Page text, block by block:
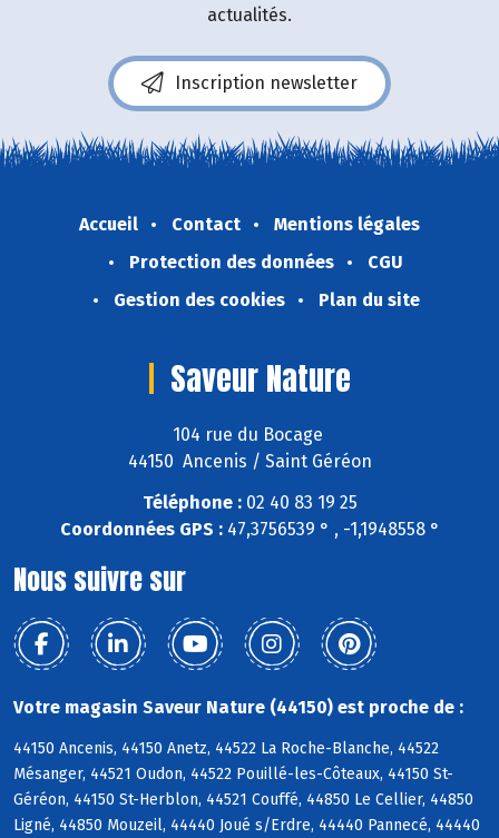
actualités.
Inscription newsletter
Accueil Contact
Mentions légales
Protection des données
CGU
Gestion des cookies
Plan du site
Saveur Nature
104 rue du Bocage
44150 Ancenis / Saint Géréon
Téléphone :02 40 83 19 25
Coordonnées GPS :47,3756539 ° , -1,1948558 °
Nous suivre sur
Votre magasin Saveur Nature (44150) est proche de :
44150 Ancenis, 44150 Anetz, 44522 La Roche-Blanche, 44522
Mésanger, 44521 Oudon, 44522 Pouillé-les-Côteaux, 44150 St-
Géréon, 44150 St-Herblon, 44521 Couffé, 44850 Le Cellier, 44850
Ligné, 44850 Mouzeil, 44440 Joué s/Erdre, 44440 Pannecé, 44440